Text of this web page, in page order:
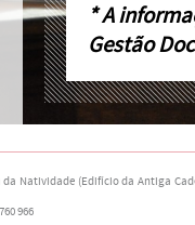
* A
Gestão
Natividade (Edifício da Antiga
966